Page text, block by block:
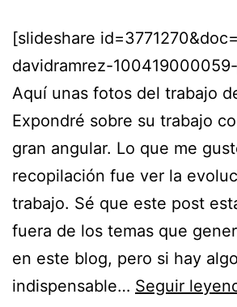
[slideshare
davidramrez-
Aquí unas fotos del trabajo
Expondré sobre su trabajo
gran angular. Lo que me
recopilación fue ver la
trabajo. Sé que este post
fuera de los temas que
en este blog, pero si hay algo
indispensable… Seguir